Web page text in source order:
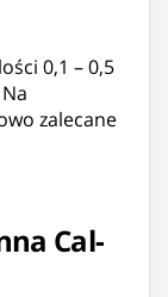
0,1 – 0,5
zalecane
Cal-